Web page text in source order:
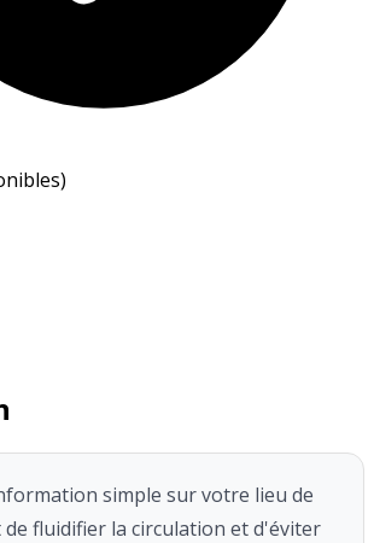
simple sur votre lieu de
fluidifier la circulation et d'éviter